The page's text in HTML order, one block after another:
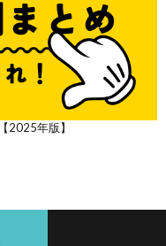
2025年版】